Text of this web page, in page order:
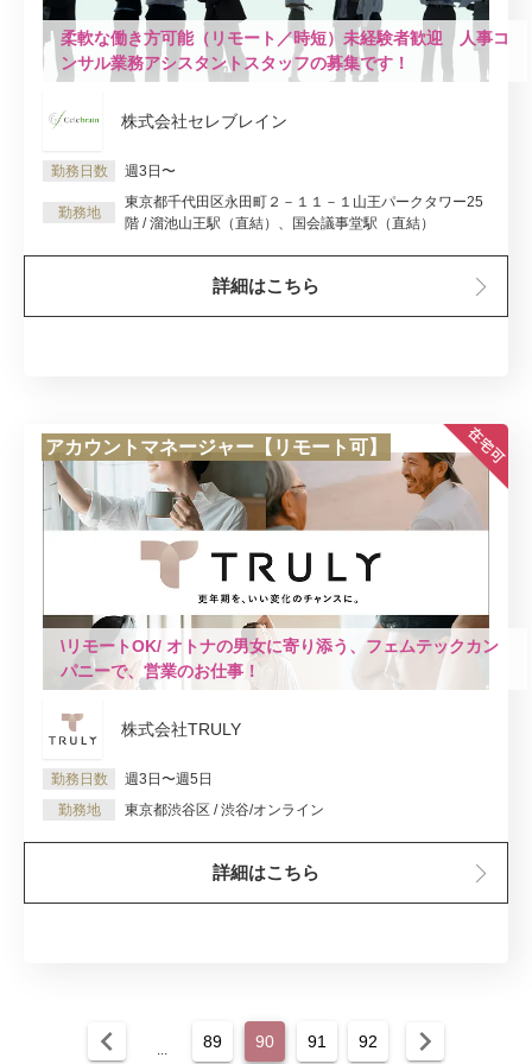
柔軟な働き方可能（リモート／時短）未経験者歓迎 人事コ
ンサル業務アシスタントスタッフの募集です！
株式会社セレブレイン
勤務日数 週3日〜
勤務地
東京都千代田区永田町２－１１－１山王パークタワー25
階 / 溜池山王駅（直結）、国会議事堂駅（直結）
詳細はこちら
\リモートOK/ オトナの男女に寄り添う、フェムテックカン
パニーで、営業のお仕事！
株式会社TRULY
勤務日数
週3日〜週5日
勤務地
東京都渋谷区 / 渋谷/オンライン
詳細はこちら
アカウントマネージャー【リモート可】
chevron_left 89 90 91 92 chevron_right